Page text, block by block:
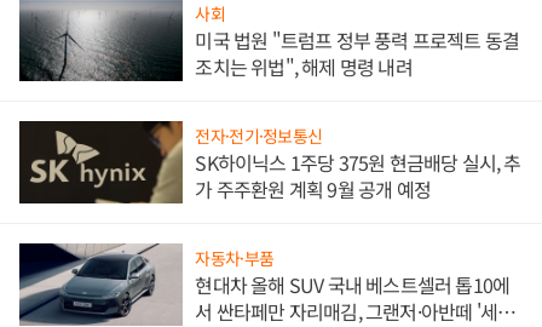
사회
미국 법원 "트럼프 정부 풍력 프로젝트 동결
조치는 위법", 해제 명령 내려
전자·전기·정보통신
SK하이닉스 1주당 375원 현금배당 실시, 추
가 주주환원 계획 9월 공개 예정
자동차·부품
현대차 올해 SUV 국내 베스트셀러 톱10에
서 싼타페만 자리매김, 그랜저·아반떼 '세단